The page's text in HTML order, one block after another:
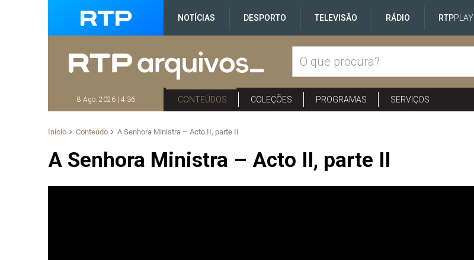
NOTÍCIAS DESPORTO TELEVISÃO RÁDIO RTPPLAY
8 Ago. 2026 | 4:36 CONTEÚDOS COLEÇÕES PROGRAMAS SERVIÇOS
Início Conteúdo A Senhora Ministra – Acto II, parte II
A Senhora Ministra – Acto II, parte II